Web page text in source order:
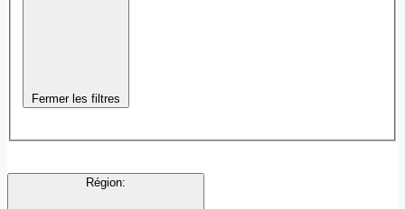
Fermer les filtres
Région: